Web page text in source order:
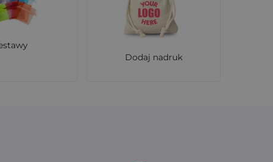
i możliwość personalizacji - idealne
Dodaj nadruk